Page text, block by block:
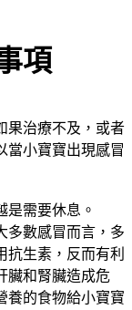
項
果治療不及，或者
當小寶寶出現感冒
是需要休息。
多數感冒而言，多
生素，反而有利
臟和腎臟造成危
養的食物給小寶寶